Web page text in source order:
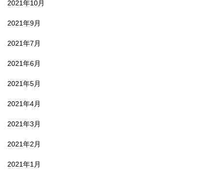
2021年10月
2021年9月
2021年7月
2021年6月
2021年5月
2021年4月
2021年3月
2021年2月
2021年1月